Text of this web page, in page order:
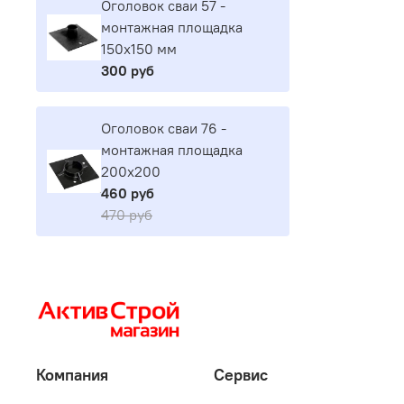
Оголовок сваи 57 -
монтажная площадка
150х150 мм
300 руб
Оголовок сваи 76 -
монтажная площадка
200х200
460 руб
470 руб
Компания Сервис